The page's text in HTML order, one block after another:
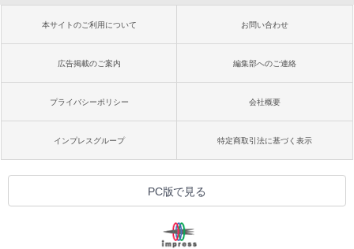
本サイトのご利用について お問い合わせ
広告掲載のご案内 編集部へのご連絡
プライバシーポリシー 会社概要
インプレスグループ 特定商取引法に基づく表示
PC版で見る